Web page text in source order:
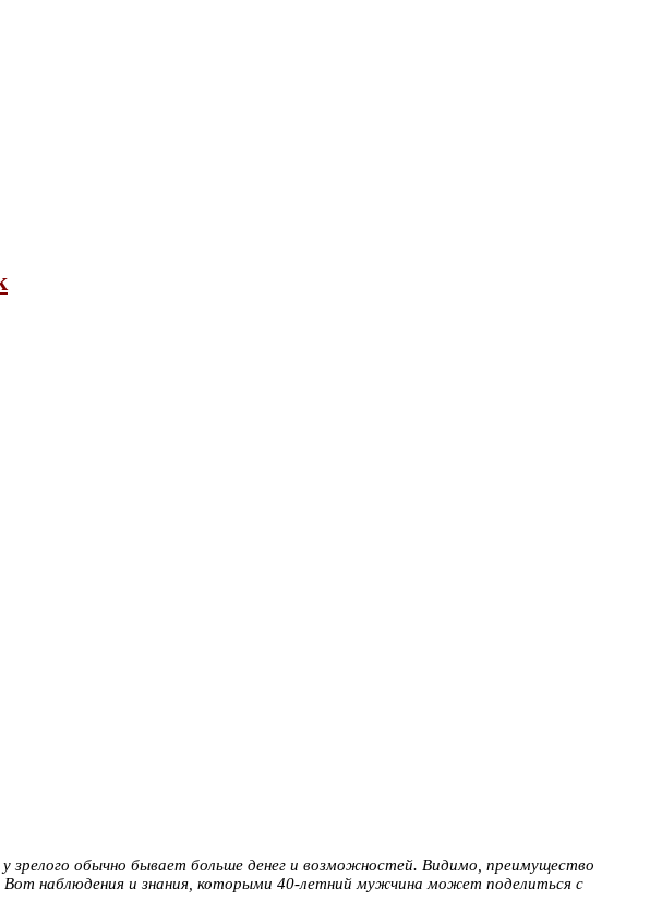
обычно бывает больше денег и возможностей. Видимо, преимущество
Вот наблюдения и знания, которыми 40-летний мужчина может поделиться с